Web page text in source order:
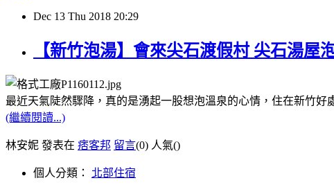
Dec 13 Thu 2018 20:29
【新竹泡湯】會來尖石渡假村 尖石湯屋
最近天氣陡然驟降，真的是湧起一股想泡溫泉的心情，住在新竹好
(繼續閱讀...)
林安妮 發表在 痞客邦 留言(0) 人氣()
個人分類： 北部住宿